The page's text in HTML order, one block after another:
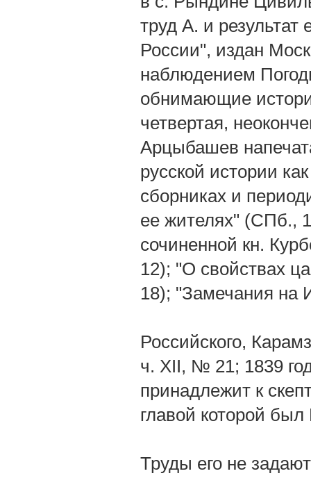
труд А. и результат
России", издан
наблюдением
обнимающие
четвертая,
Арцыбашев
русской истории
сборниках и
ее жителях" (СПб.,
сочиненной кн.
12); "О свойствах
18); "Замечания на
Российского,
ч. XII, № 21; 1839
принадлежит к
главой которой
Труды его не